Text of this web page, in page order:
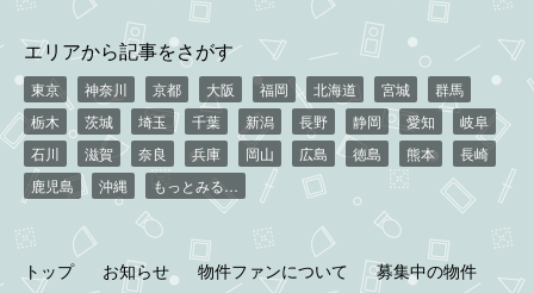
エリアから記事をさがす
東京 神奈川 京都 大阪 福岡 北海道 宮城
群馬
栃木
茨城 埼玉 千葉 新潟 長野 静岡 愛知
岐阜
石川
滋賀 奈良 兵庫 岡山 広島 徳島 熊本
長崎
鹿児島
沖縄 もっとみる…
トップ お知らせ 物件ファンについて
募集中の物件